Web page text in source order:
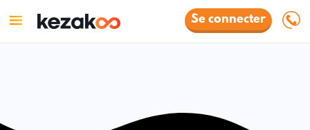
Se connecter